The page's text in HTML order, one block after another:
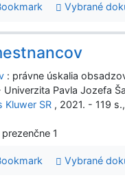
Vybrané
: právne úskalia
Univerzita Pavla Jozefa
Kluwer SR , 2021. - 119
1
Vybrané